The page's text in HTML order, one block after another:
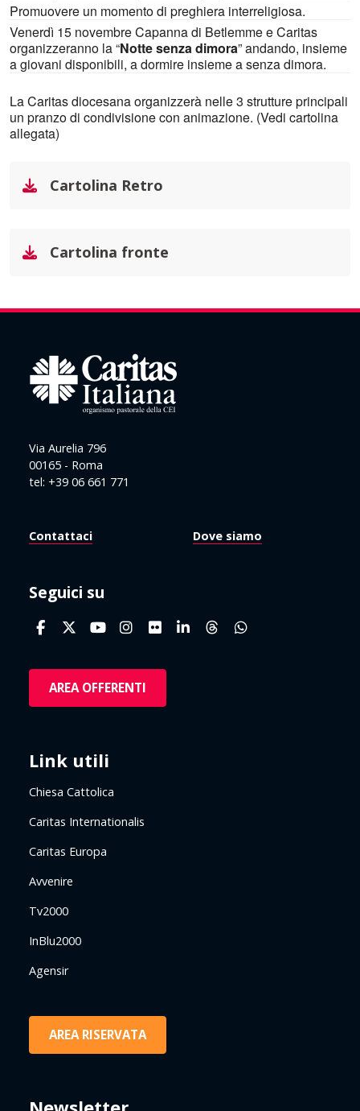
Promuovere un momento di preghiera interreligiosa.
Venerdì 15 novembre Capanna di Betlemme e Caritas
organizzeranno la “Notte senza dimora” andando, insieme
a giovani disponibili, a dormire insieme a senza dimora.
La Caritas diocesana organizzerà nelle 3 strutture principali
un pranzo di condivisione con animazione. (Vedi cartolina
allegata)
Cartolina Retro
Cartolina fronte
Via Aurelia 796
00165 - Roma
tel: +39 06 661 771
Contattaci Dove siamo
Seguici su
AREA OFFERENTI
Link utili
Chiesa Cattolica
Caritas Internationalis
Caritas Europa
Avvenire
Tv2000
InBlu2000
Agensir
AREA RISERVATA